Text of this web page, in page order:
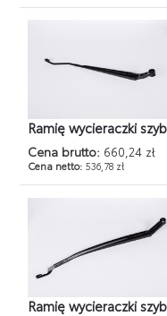
Ramię wycieraczki
Cena brutto: 660,24 zł
Cena netto: 536,78 zł
Ramię wycieraczki